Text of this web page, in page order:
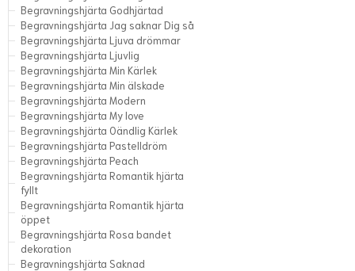
Begravningshjärta Godhjärtad
Begravningshjärta Jag saknar Dig så
Begravningshjärta Ljuva drömmar
Begravningshjärta Ljuvlig
Begravningshjärta Min Kärlek
Begravningshjärta Min älskade
Begravningshjärta Modern
Begravningshjärta My love
Begravningshjärta Oändlig Kärlek
Begravningshjärta Pastelldröm
Begravningshjärta Peach
Begravningshjärta Romantik hjärta
fyllt
Begravningshjärta Romantik hjärta
öppet
Begravningshjärta Rosa bandet
dekoration
Begravningshjärta Saknad